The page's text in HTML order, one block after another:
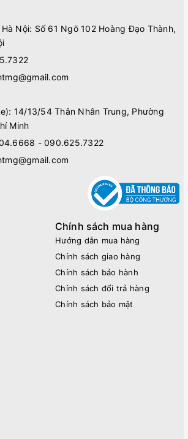
Nội: Số 61 Ngõ 102 Hoàng Đạo Thành,
14/13/54 Thân Nhân Trung, Phường
Minh
- 090.625.7322
Chính sách mua hàng
Hướng dẫn mua hàng
Chính sách giao hàng
Chính sách bảo hành
Chính sách đổi trả hàng
Chính sách bảo mật